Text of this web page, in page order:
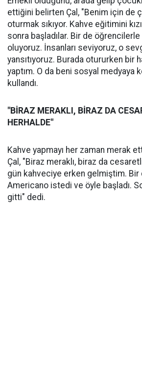
ettiğini belirten Çal, "Benim için de
oturmak sıkıyor. Kahve eğitimini
sonra başladılar. Bir de
oluyoruz. İnsanları seviyoruz, o
yansıtıyoruz. Burada otururken bir
yaptım. O da beni sosyal medyaya
kullandı.
"BİRAZ MERAKLI, BİRAZ DA
HERHALDE"
Kahve yapmayı her zaman merak
Çal, "Biraz meraklı, biraz da
gün kahveciye erken gelmiştim. Bir
Americano istedi ve öyle başladı.
gitti" dedi.